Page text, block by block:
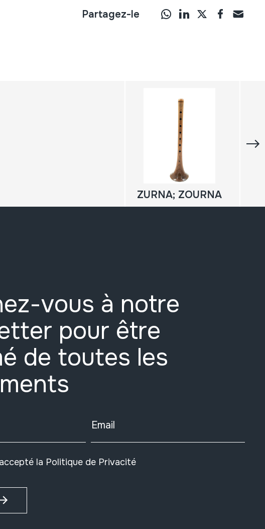
Partagez-le
ZURNA; ZOURNA
vous à notre
pour être
de toutes les
Email
la Politique de Privacité